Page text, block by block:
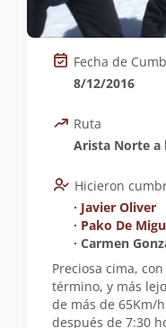
Fecha de
8/12/2016
Ruta
Arista Norte a
Hicieron
∙ Javier Oliver
∙ Pako De
∙ Carmen
Preciosa cima,
término, y más
de más de 65Km/
después de 7:30